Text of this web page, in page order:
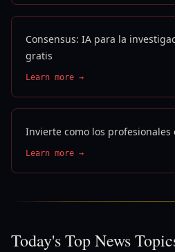
Consensus: IA para la
gratis
Learn more →
Invierte como los profesionales
Learn more →
Today's Top News